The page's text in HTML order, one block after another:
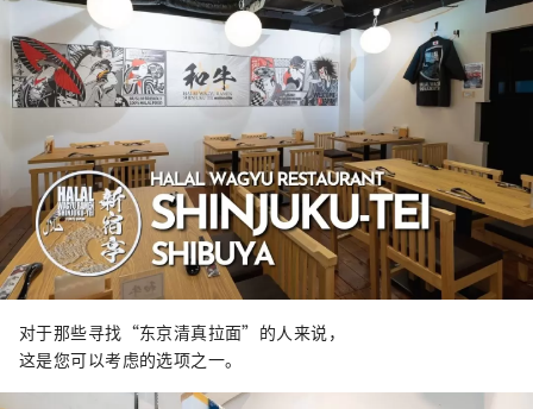
对于那些寻找“东京清真拉面”的人来说，
这是您可以考虑的选项之一。